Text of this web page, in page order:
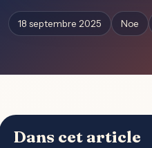
18 septembre 2025 Noe
Dans cet article